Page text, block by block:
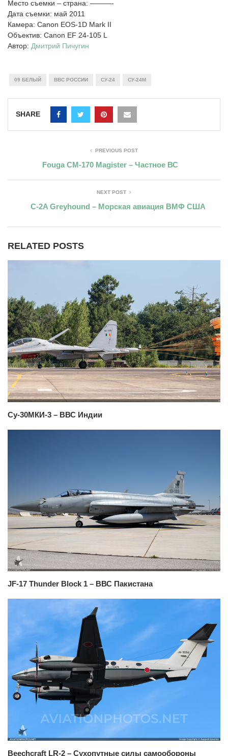
Место съемки – страна: ———-
Дата съемки: май 2011
Камера: Canon EOS-1D Mark II
Объектив: Canon EF 24-105 L
Автор: Дмитрий Пичугин
09 БЕЛЫЙ ВВС РОССИИ СУ-24 СУ-24М
SHARE
PREVIOUS POST
Fouga CM-170 Magister – Частное ВС
NEXT POST
C-2A Greyhound – Морская авиация ВМФ США
RELATED POSTS
Су-30МКИ-3 – ВВС Индии
JF-17 Thunder Block 1 – ВВС Пакистана
Beechcraft LR-2 – Сухопутные силы самообороны